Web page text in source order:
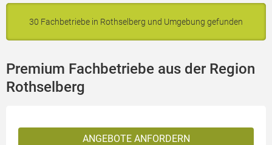
30 Fachbetriebe in Rothselberg und Umgebung gefunden
Premium Fachbetriebe aus der Region
Rothselberg
ANGEBOTE ANFORDERN